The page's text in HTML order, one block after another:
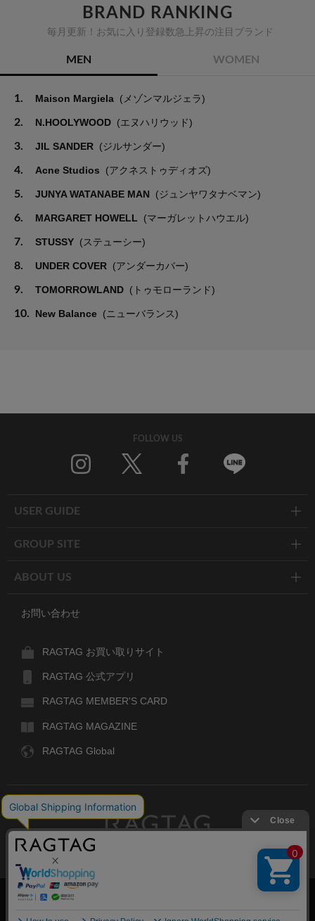
BRAND RANKING
毎月更新！お気に入り登録数急上昇の注目ブランド
MEN WOMEN
1. Maison Margiela (メゾンマルジェラ)
2. N.HOOLYWOOD (エヌハリウッド)
3. JIL SANDER (ジルサンダー)
4. Acne Studios (アクネストゥディオズ)
5. JUNYA WATANABE MAN (ジュンヤワタナベマン)
6. MARGARET HOWELL (マーガレットハウエル)
7. STUSSY (ステューシー)
8. UNDER COVER (アンダーカバー)
9. TOMORROWLAND (トゥモローランド)
10. New Balance (ニューバランス)
FOLLOW US
USER GUIDE
GROUP SITE
ABOUT US
お問い合わせ
RAGTAG お買い取りサイト
RAGTAG 公式アプリ
RAGTAG MEMBER'S CARD
RAGTAG MAGAZINE
RAGTAG Global
デザイナーズブランドのユーズド・セレクトショップ